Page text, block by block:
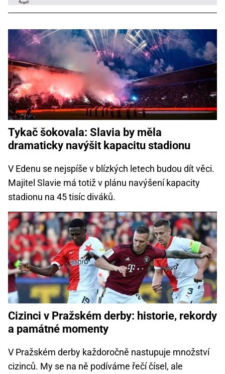
Tykač šokovala: Slavia by měla
dramaticky navýšit kapacitu stadionu
V Edenu se nejspíše v blízkých letech budou dít věci.
Majitel Slavie má totiž v plánu navýšení kapacity
stadionu na 45 tisíc diváků.
Cizinci v Pražském derby: historie, rekordy
a památné momenty
V Pražském derby každoročně nastupuje množství
cizinců. My se na ně podíváme řečí čísel, ale